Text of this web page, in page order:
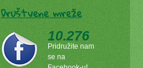
Društvene mreže
10.276
Pridružite nam
se na